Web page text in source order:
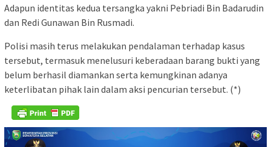
Adapun identitas kedua tersangka yakni Pebriadi Bin Badarudin
dan Redi Gunawan Bin Rusmadi.
Polisi masih terus melakukan pendalaman terhadap kasus
tersebut, termasuk menelusuri keberadaan barang bukti yang
belum berhasil diamankan serta kemungkinan adanya
keterlibatan pihak lain dalam aksi pencurian tersebut. (*)